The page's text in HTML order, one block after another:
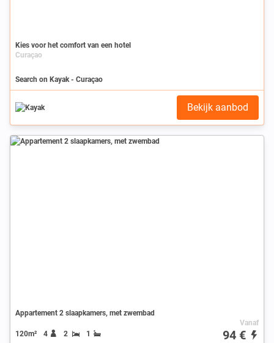
Kies voor het comfort van een hotel
Curaçao
Search on Kayak - Curaçao
Bekijk aanbod
Appartement 2 slaapkamers, met zwembad
120m² 4 2
1
Vanaf
94 €